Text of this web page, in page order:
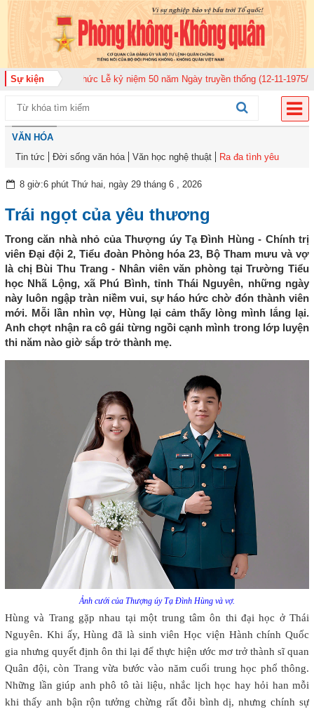
Sự kiện
quân 920 tổ chức Lễ kỷ niệm 50 năm Ngày truyền thống (12-11-1975/12-
VĂN HÓA
Tin tức
Đời sống văn hóa Văn học nghệ thuật Ra đa tình yêu
8 giờ:6 phút Thứ hai, ngày 29 tháng 6 , 2026
Trái ngọt của yêu thương
Trong căn nhà nhỏ của Thượng úy Tạ Đình Hùng - Chính trị
viên Đại đội 2, Tiểu đoàn Phòng hóa 23, Bộ Tham mưu và vợ
là chị Bùi Thu Trang - Nhân viên văn phòng tại Trường Tiểu
học Nhã Lộng, xã Phú Bình, tỉnh Thái Nguyên, những ngày
này luôn ngập tràn niềm vui, sự háo hức chờ đón thành viên
mới. Mỗi lần nhìn vợ, Hùng lại cảm thấy lòng mình lắng lại.
Anh chợt nhận ra cô gái từng ngồi cạnh mình trong lớp luyện
thi năm nào giờ sắp trở thành mẹ.
Ảnh cưới của Thượng úy Tạ Đình Hùng và vợ.
Hùng và Trang gặp nhau tại một trung tâm ôn thi đại học ở Thái
Nguyên. Khi ấy, Hùng đã là sinh viên Học viện Hành chính Quốc
gia nhưng quyết định ôn thi lại để thực hiện ước mơ trở thành sĩ quan
Quân đội, còn Trang vừa bước vào năm cuối trung học phổ thông.
Những lần giúp anh phô tô tài liệu, nhắc lịch học hay hỏi han mỗi
khi thấy anh bận rộn tưởng chừng rất đỗi bình dị, nhưng chính sự